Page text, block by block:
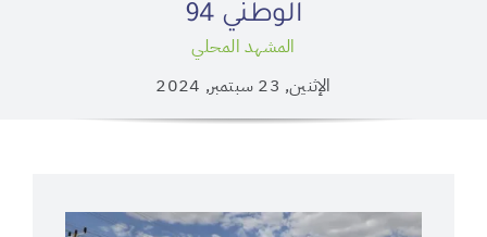
الوطني 94
المشهد المحلي
الإثنين, 23 سبتمبر, 2024